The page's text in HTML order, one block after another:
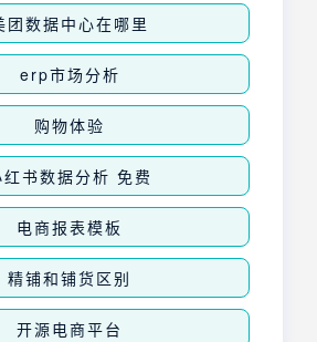
团数据中心在哪里
erp市场分析
购物体验
红书数据分析 免费
电商报表模板
精铺和铺货区别
开源电商平台